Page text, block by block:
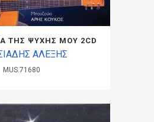
ΤΗΣ ΨΥΧΗΣ ΜΟΥ 2CD
ΑΛΕΞΗΣ
MUS.71680